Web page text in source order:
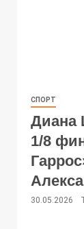
СПОРТ
Диана
1/8
30.05.2026